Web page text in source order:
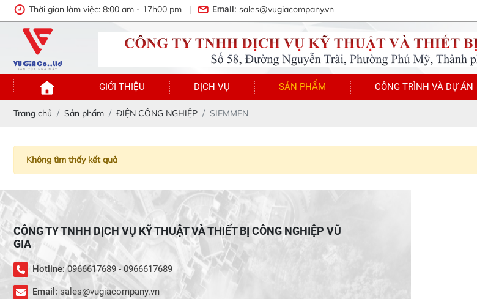
Thời gian làm việc: 8:00 am - 17h00 pm Email: sales@vugiacompany.vn
GIỚI THIỆU DỊCH VỤ SẢN PHẨM CÔNG TRÌNH VÀ DỰ ÁN
Trang chủ Sản phẩm ĐIỆN CÔNG NGHIỆP SIEMMEN
Không tìm thấy kết quả
CÔNG TY TNHH DỊCH VỤ KỸ THUẬT VÀ THIẾT BỊ CÔNG NGHIỆP VŨ
GIA
Hotline:0966617689 - 0966617689
Email: sales@vugiacompany.vn